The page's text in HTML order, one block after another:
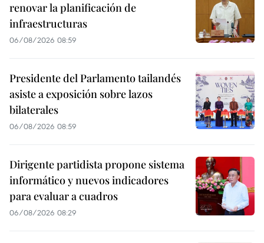
renovar la planificación de
infraestructuras
06/08/2026 08:59
Presidente del Parlamento tailandés
asiste a exposición sobre lazos
bilaterales
06/08/2026 08:59
Dirigente partidista propone sistema
informático y nuevos indicadores
para evaluar a cuadros
06/08/2026 08:29